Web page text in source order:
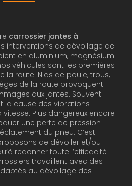
carrossier jantes à
interventions de dévoilage de
en aluminium, magnésium
véhicules sont les premières
la route. Nids de poule, trous,
de la route provoquent
aux jantes. Souvent
la cause des vibrations
Plus dangereux encore
une perte de pression
du pneu. C’est
de dévoiler et/ou
redonner toute l’efficacité
travaillent avec des
au dévoilage des